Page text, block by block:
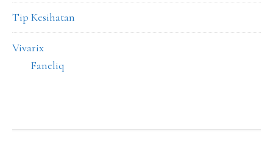
Tip Kesihatan
Vivarix
Faneliq